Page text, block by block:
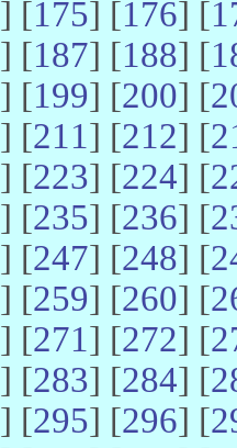
] [175] [176] [
] [187] [188] [
] [199] [200] [
] [211] [212] [
] [223] [224] [
] [235] [236] [
] [247] [248] [
] [259] [260] [
] [271] [272] [
] [283] [284] [
] [295] [296] [